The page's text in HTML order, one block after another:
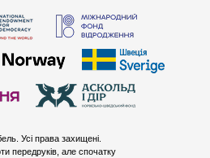
Усі права захищені.
передруків, але спочатку